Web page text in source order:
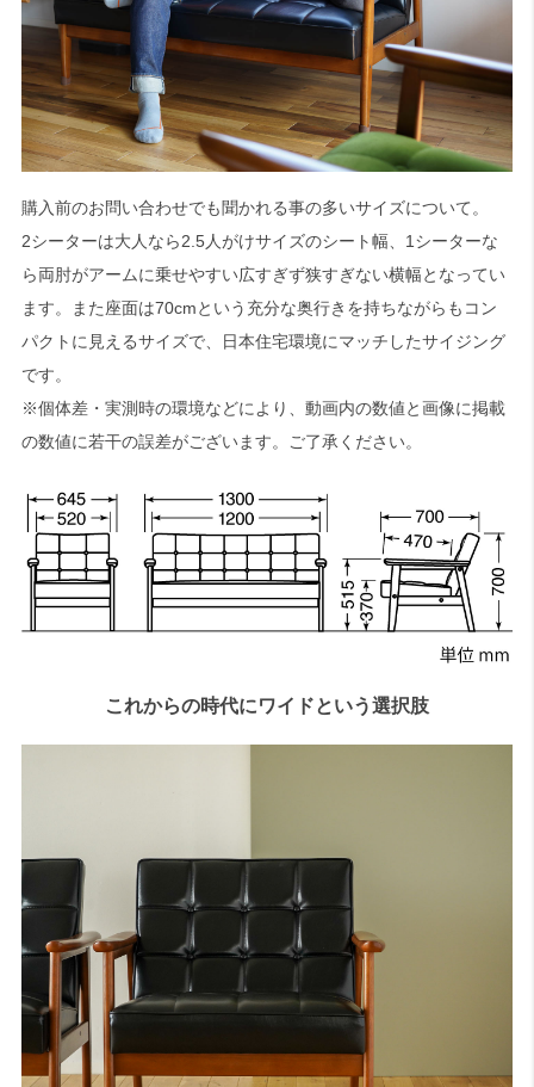
購入前のお問い合わせでも聞かれる事の多いサイズについて。
2シーターは大人なら2.5人がけサイズのシート幅、1シーターな
ら両肘がアームに乗せやすい広すぎず狭すぎない横幅となってい
ます。また座面は70cmという充分な奥行きを持ちながらもコン
パクトに見えるサイズで、日本住宅環境にマッチしたサイジング
です。
※個体差・実測時の環境などにより、動画内の数値と画像に掲載
の数値に若干の誤差がございます。ご了承ください。
これからの時代にワイドという選択肢